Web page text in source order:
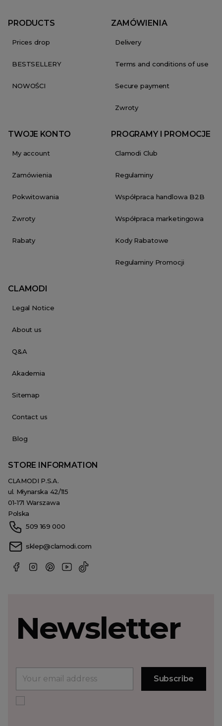
PRODUCTS
Prices drop
BESTSELLERY
NOWOŚCI
ZAMÓWIENIA
Delivery
Terms and conditions of use
Secure payment
Zwroty
TWOJE KONTO
My account
Zamówienia
Pokwitowania
Zwroty
Rabaty
PROGRAMY I PROMOCJE
Clamodi Club
Regulaminy
Współpraca handlowa B2B
Współpraca marketingowa
Kody Rabatowe
Regulaminy Promocji
CLAMODI
Legal Notice
About us
Q&A
Akademia
Sitemap
Contact us
Blog
STORE INFORMATION
CLAMODI P.S.A.
ul. Młynarska 42/115
01-171 Warszawa
Polska
509 169 000
sklep@clamodi.com
Newsletter